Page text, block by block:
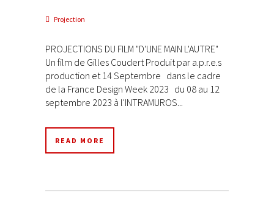
Projection
PROJECTIONS DU FILM "D'UNE MAIN L'AUTRE"
Un film de Gilles Coudert Produit par a.p.r.e.s
production et 14 Septembre dans le cadre
de la France Design Week 2023 du 08 au 12
septembre 2023 à l'INTRAMUROS...
READ MORE